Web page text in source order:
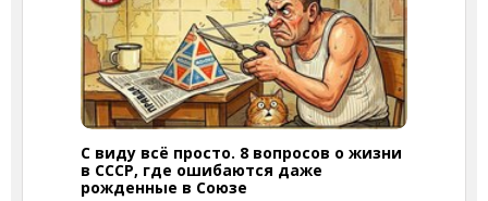
С виду всё просто. 8 вопросов о жизни
в СССР, где ошибаются даже
рожденные в Союзе